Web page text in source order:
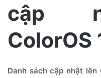
l
cập
ColorOS
Danh sách cập nhật lên